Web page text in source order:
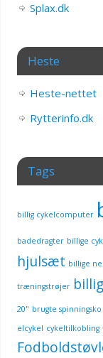
Splax.dk
Heste
Heste-nettet
Rytterinfo.dk
Tags
billig cykelcomputer
badedragter billige
hjulsæt billige
træningstrøjer
20" brugte spinningsko
elcykel cykeltilkobling